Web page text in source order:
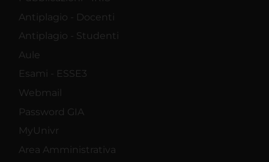
Antiplagio - Docenti
Antiplagio - Studenti
Aule
Esami - ESSE3
Webmail
Password GIA
MyUnivr
Area Amministrativa